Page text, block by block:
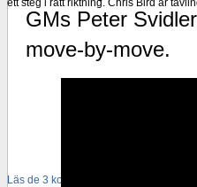
ett steg i rätt riktning. Chris Bird är
Läs de 3 kommentarerna
GMs Peter
move-by-move.